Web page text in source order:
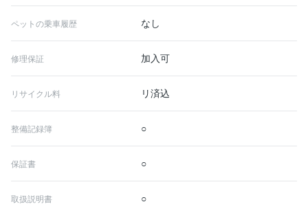
ペットの乗車履歴 なし
修理保証 加入可
リサイクル料 リ済込
整備記録簿 ○
保証書 ○
取扱説明書 ○